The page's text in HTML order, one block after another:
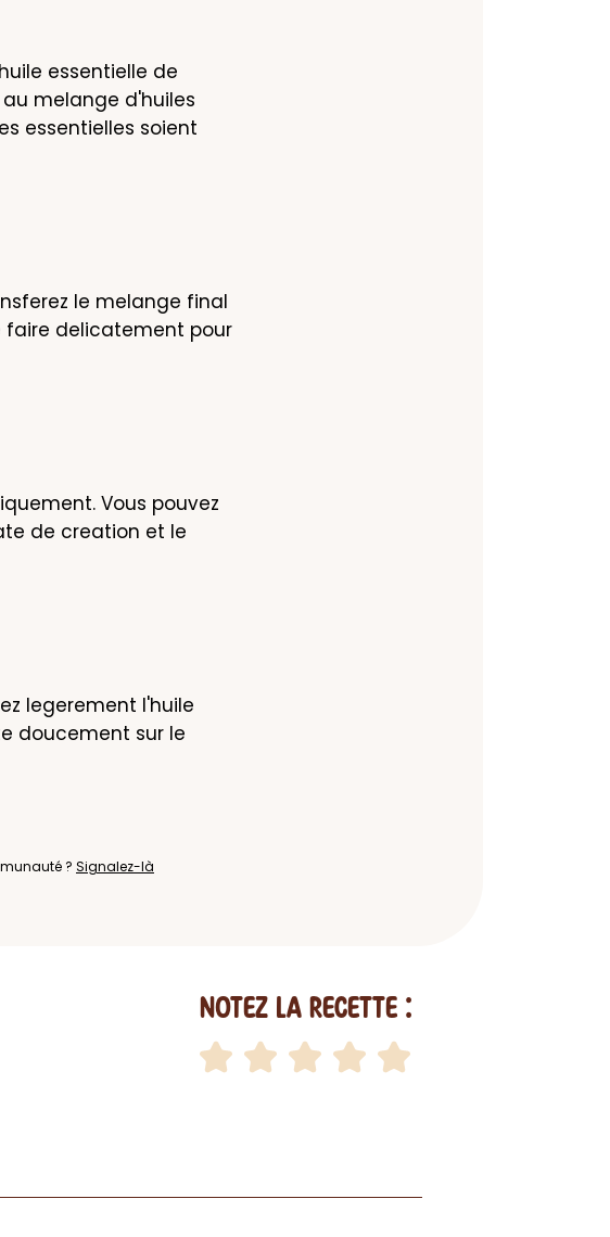
essentielle de
melange d'huiles
essentielles soient
le melange final
faire delicatement pour
Vous pouvez
de creation et le
legerement l'huile
doucement sur le
? Signalez-là
Notez la recette :